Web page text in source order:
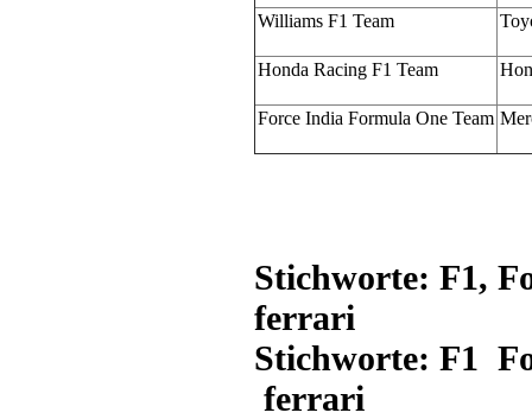
Williams F1 Team
Honda Racing F1 Team
Force India Formula One Team
Stichworte: F1,
ferrari
Stichworte: F1
ferrari